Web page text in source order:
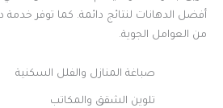
أفضل الدهانات لنتائج دائمة. كما توفر خدمة
من العوامل الجوية.
صباغة المنازل والفلل السكنية
تلوين الشقق والمكاتب